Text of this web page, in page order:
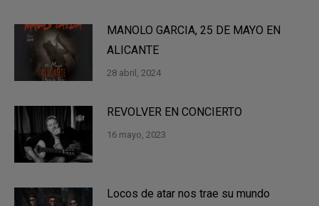
MANOLO GARCIA, 25 DE MAYO EN
ALICANTE
28 abril, 2024
REVOLVER EN CONCIERTO
16 mayo, 2023
Locos de atar nos trae su mundo